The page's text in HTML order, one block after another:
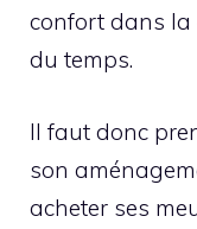
confort dans la
du temps.
Il faut donc
son
acheter ses